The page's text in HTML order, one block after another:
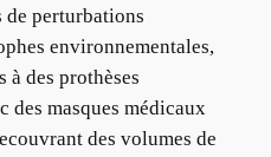
de perturbations
environnementales,
à des prothèses
des masques médicaux
des volumes de